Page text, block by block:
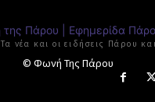
Τα νέα και οι ειδήσεις Πάρου
© Φωνή Της Πάρου